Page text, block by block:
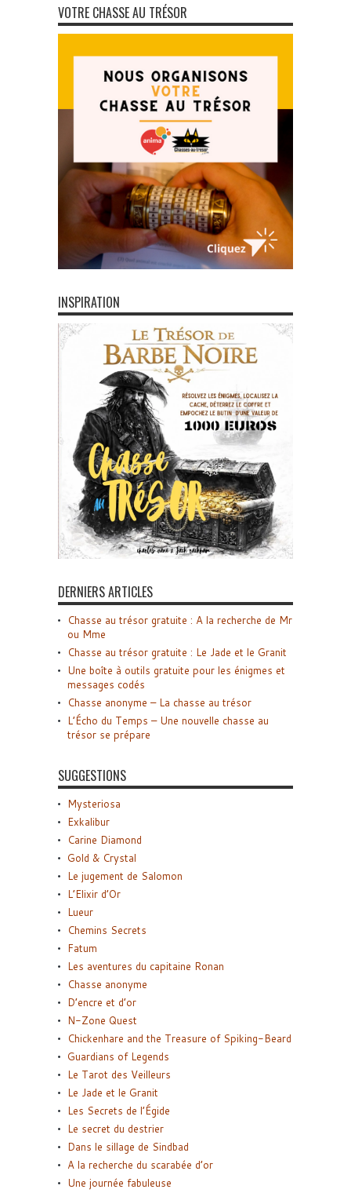
VOTRE CHASSE AU TRÉSOR
INSPIRATION
DERNIERS ARTICLES
Chasse au trésor gratuite : A la recherche de Mr
ou Mme
Chasse au trésor gratuite : Le Jade et le Granit
Une boîte à outils gratuite pour les énigmes et
messages codés
Chasse anonyme – La chasse au trésor
L’Écho du Temps – Une nouvelle chasse au
trésor se prépare
SUGGESTIONS
Mysteriosa
Exkalibur
Carine Diamond
Gold & Crystal
Le jugement de Salomon
L’Elixir d’Or
Lueur
Chemins Secrets
Fatum
Les aventures du capitaine Ronan
Chasse anonyme
D’encre et d’or
N-Zone Quest
Chickenhare and the Treasure of Spiking-Beard
Guardians of Legends
Le Tarot des Veilleurs
Le Jade et le Granit
Les Secrets de l’Égide
Le secret du destrier
Dans le sillage de Sindbad
A la recherche du scarabée d’or
Une journée fabuleuse